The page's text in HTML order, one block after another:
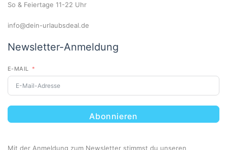
So & Feiertage 11-22 Uhr
info@dein-urlaubsdeal.de
Newsletter-Anmeldung
E-MAIL
Abonnieren
Mit der Anmeldung zum Newsletter stimmst du unseren